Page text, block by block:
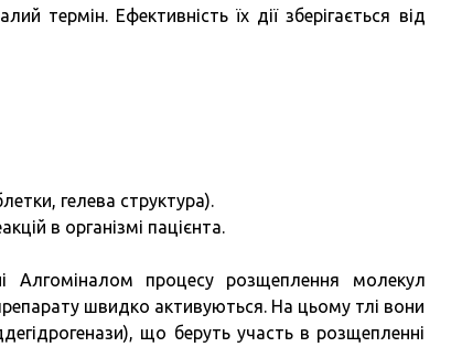
термін. Ефективність їх дії зберігається від
гелева структура).
в організмі пацієнта.
Алгоміналом процесу розщеплення молекул
швидко активуються. На цьому тлі вони
що беруть участь в розщепленні